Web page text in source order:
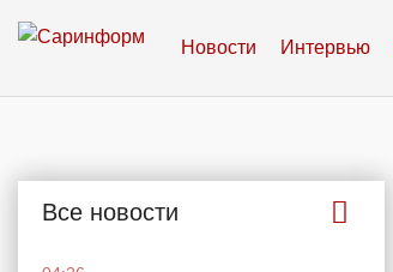
Новости Интервью
Все новости